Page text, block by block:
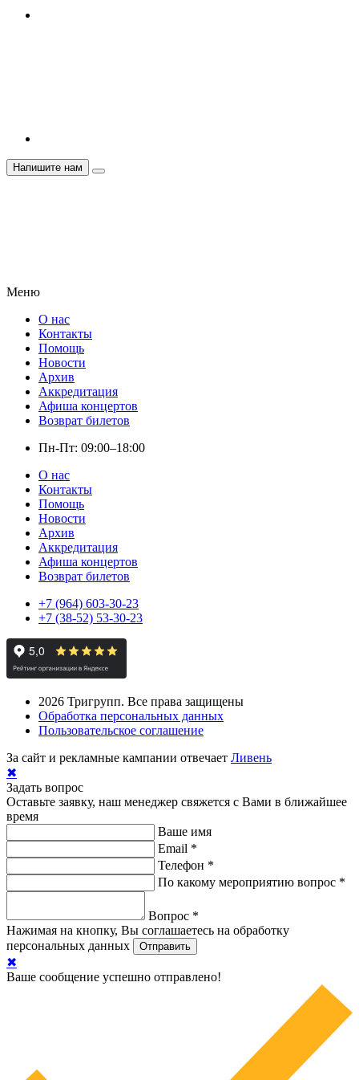
Напишите нам
Меню
О нас
Контакты
Помощь
Новости
Архив
Аккредитация
Афиша концертов
Возврат билетов
Пн-Пт: 09:00–18:00
О нас
Контакты
Помощь
Новости
Архив
Аккредитация
Афиша концертов
Возврат билетов
+7 (964) 603-30-23
+7 (38-52) 53-30-23
2026 Тригрупп. Все права защищены
Обработка персональных данных
Пользовательское соглашение
За сайт и рекламные кампании отвечает Ливень
✖
Задать вопрос
Оставьте заявку, наш менеджер свяжется с Вами в ближайшее
время
Ваше имя
Email *
Телефон *
По какому мероприятию вопрос *
Вопрос *
Нажимая на кнопку, Вы соглашаетесь на обработку
персональных данных
✖
Ваше сообщение успешно отправлено!